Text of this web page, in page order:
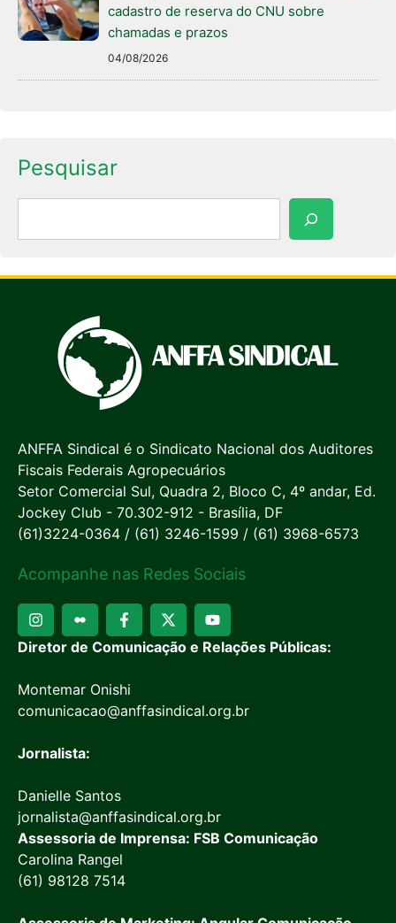
cadastro de reserva do CNU sobre
chamadas e prazos
04/08/2026
Pesquisar
ANFFA Sindical é o Sindicato Nacional dos Auditores
Fiscais Federais Agropecuários
Setor Comercial Sul, Quadra 2, Bloco C, 4º andar, Ed.
Jockey Club - 70.302-912 - Brasília, DF
(61)3224-0364 / (61) 3246-1599 / (61) 3968-6573
Acompanhe nas Redes Sociais
Diretor de Comunicação e Relações Públicas:
Montemar Onishi
comunicacao@anffasindical.org.br
Jornalista:
Danielle Santos
jornalista@anffasindical.org.br
Assessoria de Imprensa: FSB Comunicação
Carolina Rangel
(61) 98128 7514